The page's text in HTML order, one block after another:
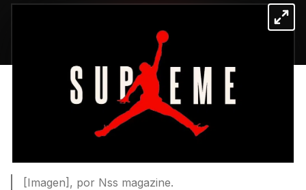
[Imagen], por Nss magazine.